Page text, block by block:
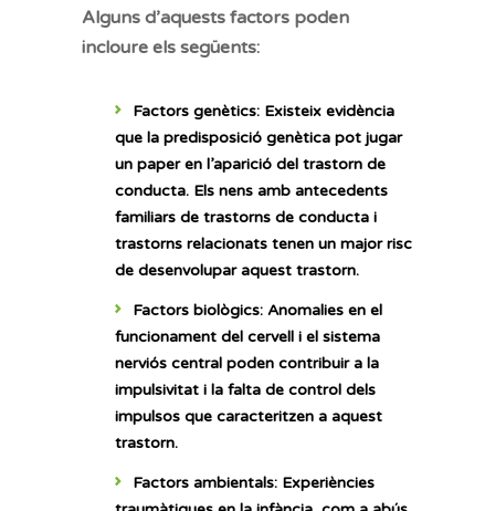
Alguns d’aquests factors poden
incloure els següents:
Factors genètics: Existeix evidència
que la predisposició genètica pot jugar
un paper en l’aparició del trastorn de
conducta. Els nens amb antecedents
familiars de trastorns de conducta i
trastorns relacionats tenen un major risc
de desenvolupar aquest trastorn.
Factors biològics: Anomalies en el
funcionament del cervell i el sistema
nerviós central poden contribuir a la
impulsivitat i la falta de control dels
impulsos que caracteritzen a aquest
trastorn.
Factors ambientals: Experiències